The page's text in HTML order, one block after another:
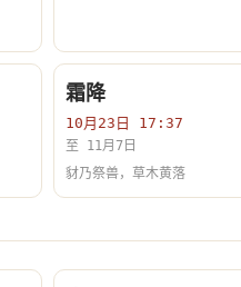
霜降
10月23日 17:37
至 11月7日
豺乃祭兽，草木黄落